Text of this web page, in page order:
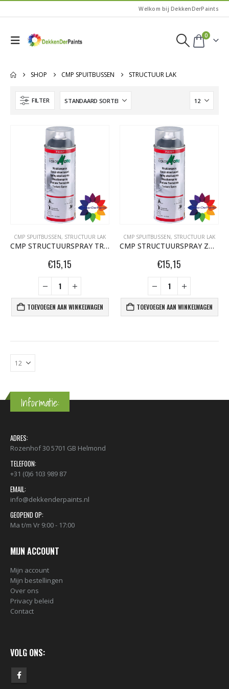
Welkom bij DekkenDerPaints
0
SHOP CMP SPUITBUSSEN STRUCTUUR LAK
FILTER
CMP SPUITBUSSEN, STRUCTUUR LAK
CMP STRUCTUURSPRAY TRANSPARANT 400 ML
€15,15
TOEVOEGEN AAN WINKELWAGEN
CMP SPUITBUSSEN, STRUCTUUR LAK
CMP STRUCTUURSPRAY ZWART 400 ML
€15,15
TOEVOEGEN AAN WINKELWAGEN
Informatie:
ADRES:
Rozenhof 30 5701 GB Helmond
TELEFOON:
+31 (0)6 103 989 87
EMAIL:
info@dekkenderpaints.nl
GEOPEND OP:
Ma t/m Vr 9:00 - 17:00
MIJN ACCOUNT
Mijn account
Mijn bestellingen
Over ons
Privacy beleid
Contact
VOLG ONS: